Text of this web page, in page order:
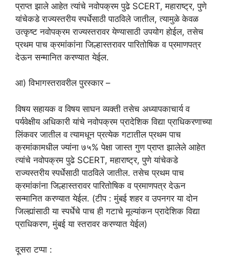
प्राप्त झाले आहेत त्यांचे नवोपक्रम पुढे SCERT, महाराष्ट्र, पुणे
यांचेकडे राज्यस्तरीय स्पर्धेसाठी पाठविले जातील, त्यामुळे केवळ
उत्कृष्ट नवोपक्रम राज्यस्तरावर येण्यासाठी उपयोग होईल, तसेच
प्रथम पाच क्रमांकांना जिल्हास्तरावर पारितोषिक व प्रमाणपत्र
देऊन सन्मानित करण्यात येईल.
आ) विभागस्तरावरील पुरस्कार –
विषय सहायक व विषय साघन व्यक्ती तसेच अध्यापकाचार्य व
पर्यवेक्षीय अधिकारी यांचे नवोपक्रम प्रादेशिक विद्या प्राधिकरणाच्या
लिंकवर जातील व त्यामधून प्रत्येक गटातील प्रथम पाच
क्रमांकामधील ज्यांना ७५% पेक्षा जास्त गुण प्राप्त झालेले आहेत
त्यांचे नवोपक्रम पुढे SCERT, महाराष्ट्र, पुणे यांचेकडे
राज्यस्तरीय स्पर्धेसाठी पाठविले जातील. तसेच प्रथम पाच
क्रमांकांना जिल्हास्तरावर पारितोषिक व प्रमाणपत्र देऊन
सन्मानित करण्यात येईल. (टीप : मुंबई शहर व उपनगर या दोन
जिल्ह्यांसाठी या स्पर्धेचे पाच ही गटाचे मूल्यांकन प्रादेशिक विद्या
प्राधिकरण, मुंबई या स्तरावर करण्यात येईल)
दूसरा टप्पा :